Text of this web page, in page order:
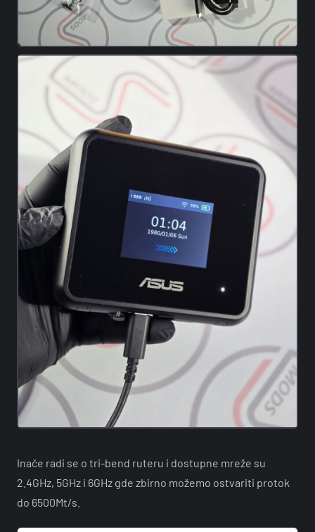
Inače radi se o tri-bend ruteru i dostupne mreže su
2.4GHz, 5GHz i 6GHz gde zbirno možemo ostvariti protok
do 6500Mt/s.